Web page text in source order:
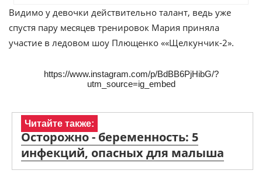
Видимо у девочки действительно талант, ведь уже
спустя пару месяцев тренировок Мария приняла
участие в ледовом шоу Плющенко ««Щелкунчик-2».
https://www.instagram.com/p/BdBB6PjHibG/?
utm_source=ig_embed
Читайте также:
Осторожно - беременность: 5
инфекций, опасных для малыша